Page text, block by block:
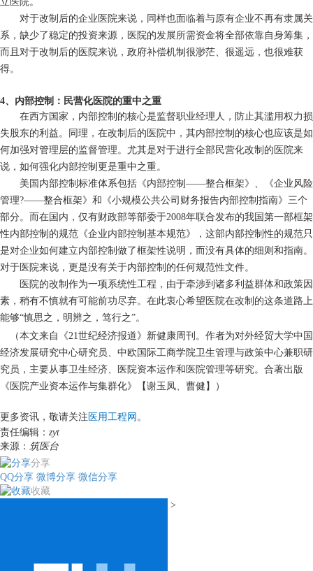
对于改制后的企业医院来说，同样也面临着与原有企业不再有隶属关
系，缺少了稳定的投资来源，医院的发展所需资金将全部依靠自身筹集，
而且对于改制后的医院来说，政府补偿机制很渺茫、很遥远，也很难获
得。
4、内部控制：民营化医院的重中之重
在西方国家，内部控制的核心是监督职业经理人，防止其滥用权力损
失股东的利益。同理，在改制后的医院中，其内部控制的核心也应该是如
何加强对管理层的监督管理。尤其是对于进行全部民营化改制的医院来
说，如何强化内部控制更是重中之重。
美国内部控制标准体系包括《内部控制——整合框架》、《企业风险
管理?——整合框架》和《小规模公共公司财务报告内部控制指南》三个
部分。而在国内，仅有财政部等部委于2008年联合发布的我国第一部框架
性内部控制的规范《企业内部控制基本规范》，这部内部控制性的规范只
是对企业如何建立内部控制做了框架性说明，而没有具体的细则和指南。
对于医院来说，更是没有关于内部控制的任何规范性文件。
医院的改制作为一项系统性工程，由于牵涉到诸多利益群体和政策因
素，稍有不慎就有可能前功尽弃。在此衷心希望医院在改制的这条道路上
能够“慎思之，明辨之，笃行之”。
（本文来自《21世纪经济报道》新健康周刊。作者为对外经贸大学中国
经济发展研究中心研究员、中欧国际工商学院卫生管理与政策中心兼职研
究员，主要从事卫生经济、医院资本运作和医院管理等研究。合著出版
《医院产业资本运作与集群化》【谢玉凤、曹健】）
更多资讯，敬请关注 医用工程网 。
责任编辑： zyt
来源： 筑医台
分享
QQ分享 微博分享 微信分享
收藏
>